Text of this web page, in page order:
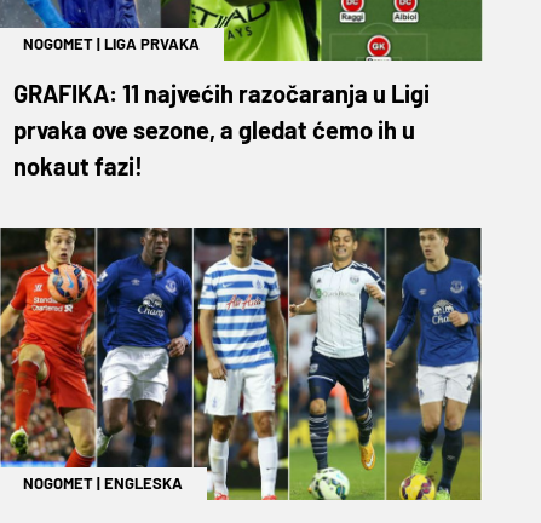
NOGOMET|LIGA PRVAKA
GRAFIKA: 11 najvećih razočaranja u Ligi
prvaka ove sezone, a gledat ćemo ih u
nokaut fazi!
NOGOMET|ENGLESKA